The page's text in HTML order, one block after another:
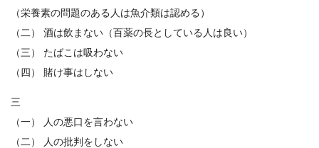
（栄養素の問題のある人は魚介類は認める）
（二） 酒は飲まない（百薬の長としている人は良い）
（三） たばこは吸わない
（四） 賭け事はしない
三
（一） 人の悪口を言わない
（二） 人の批判をしない